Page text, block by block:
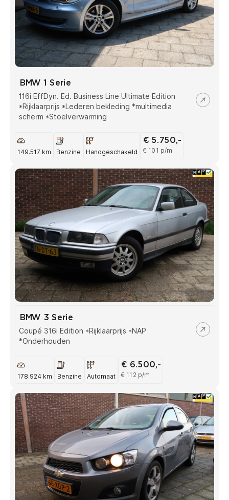
BMW 1 Serie
116i EffDyn. Ed. Business Line Ultimate Edition
*Rijklaarprijs *Lederen bekleding *multimedia
scherm *Stoelverwarming
149.517 km Benzine Handgeschakeld
€ 5.750,-
€ 101 p/m
BMW 3 Serie
Coupé 316i Edition *Rijklaarprijs *NAP
*Onderhouden
178.924 km Benzine Automaat
€ 6.500,-
€ 112 p/m